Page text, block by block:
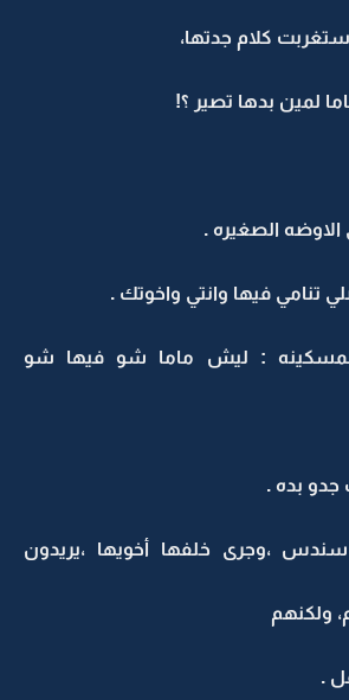
كلام جدتها،
لمين بدها تصير ؟!
الصغيره .
تنامي فيها وانتي واخوتك .
: ليش ماما شو فيها شو
بده .
،وجرى خلفها أخويها ،يريدون
ولكنهم
.